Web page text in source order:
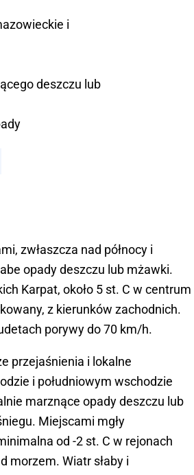
i
deszczu lub
zwłaszcza nad północy i
opady deszczu lub mżawki.
Karpat, około 5 st. C w centrum
z kierunków zachodnich.
porywy do 70 km/h.
przejaśnienia i lokalne
i południowym wschodzie
marznące opady deszczu lub
Miejscami mgły
od -2 st. C w rejonach
morzem. Wiatr słaby i